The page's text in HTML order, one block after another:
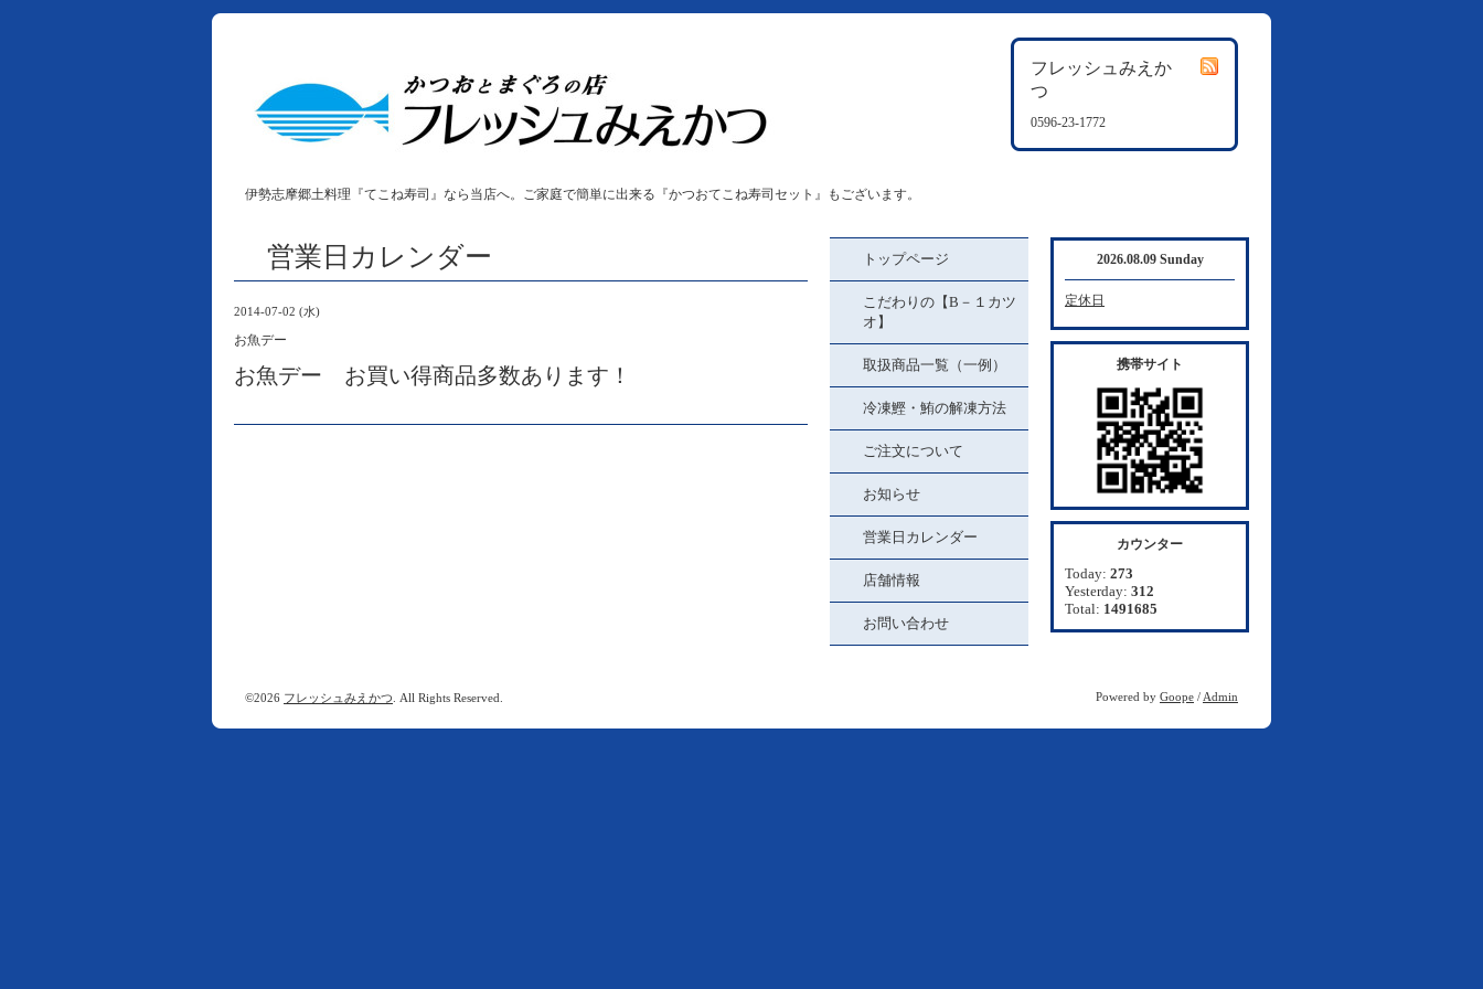
フレッシュみえか
つ
0596-23-1772
伊勢志摩郷土料理『てこね寿司』なら当店へ。ご家庭で簡単に出来る『かつおてこね寿司セット』もございます。
営業日カレンダー
2014-07-02 (水)
お魚デー
お魚デー お買い得商品多数あります！
トップページ
こだわりの【B－１カツ
オ】
取扱商品一覧（一例）
冷凍鰹・鮪の解凍方法
ご注文について
お知らせ
営業日カレンダー
店舗情報
お問い合わせ
2026.08.09 Sunday
定休日
携帯サイト
カウンター
Today: 273
Yesterday: 312
Total: 1491685
©2026 フレッシュみえかつ . All Rights Reserved. Powered by Goope / Admin